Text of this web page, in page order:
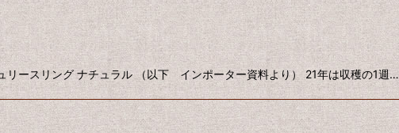
ースリング ナチュラル （以下 インポーター資料より） 21年は収穫の1週…